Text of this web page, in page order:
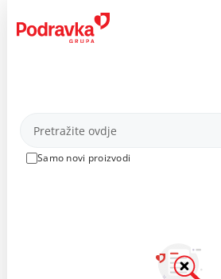
content
Proizvodi
Samo novi proizvodi